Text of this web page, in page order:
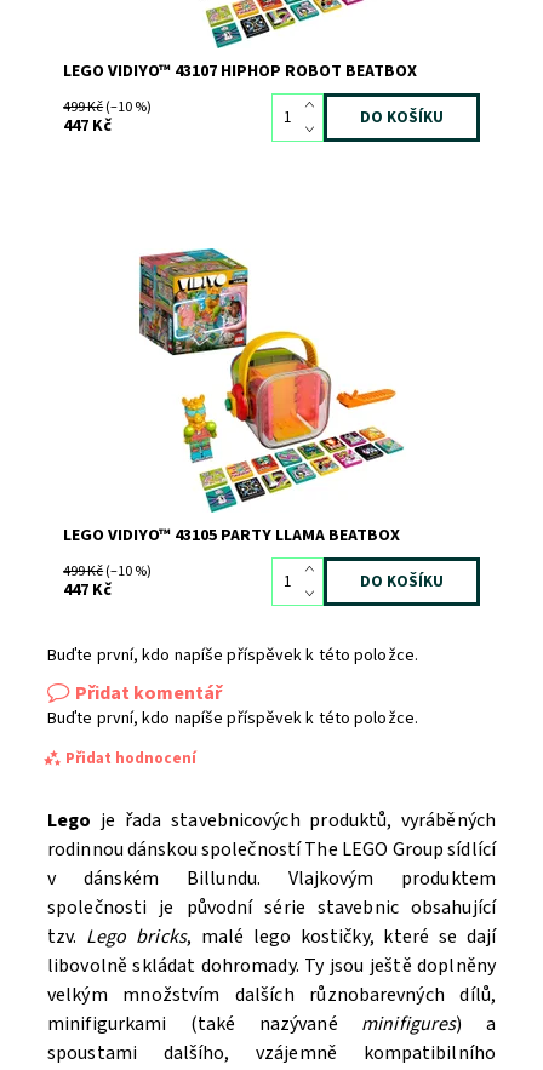
LEGO VIDIYO™ 43107 HIPHOP ROBOT BEATBOX
499 Kč(–10 %)
447 Kč
Využijte čas strávený u obrazovky kreativním způsobem
Dostupnost:
Skladem>3
8260
LEGO
LEGO VIDIYO™ 43105 PARTY LLAMA BEATBOX
499 Kč(–10 %)
447 Kč
Buďte první, kdo napíše příspěvek k této položce.
Přidat komentář
Buďte první, kdo napíše příspěvek k této položce.
Přidat hodnocení
Lego je řada stavebnicových produktů, vyráběných
rodinnou dánskou společností The LEGO Group sídlící
v dánském Billundu. Vlajkovým produktem
společnosti je původní série stavebnic obsahující
tzv. Lego bricks, malé lego kostičky, které se dají
libovolně skládat dohromady. Ty jsou ještě doplněny
velkým množstvím dalších různobarevných dílů,
minifigurkami (také nazývané minifigures) a
spoustami dalšího, vzájemně kompatibilního